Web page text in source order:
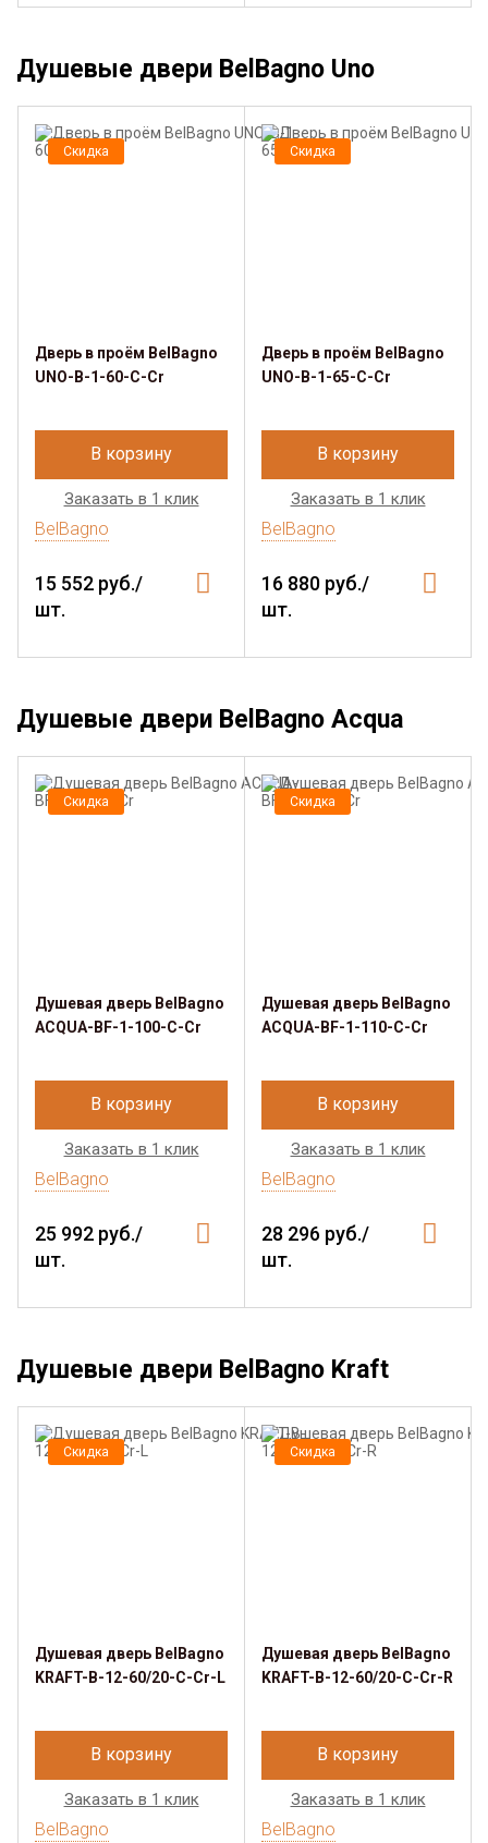
Душевые двери BelBagno Uno
Скидка
Дверь в проём BelBagno
UNO-B-1-60-C-Cr
В корзину
Заказать в 1 клик
BelBagno
15 552 руб./
шт.
Скидка
Дверь в проём BelBagno
UNO-B-1-65-C-Cr
В корзину
Заказать в 1 клик
BelBagno
16 880 руб./
шт.
Душевые двери BelBagno Acqua
Скидка
Душевая дверь BelBagno
ACQUA-BF-1-100-C-Cr
В корзину
Заказать в 1 клик
BelBagno
25 992 руб./
шт.
Скидка
Душевая дверь BelBagno
ACQUA-BF-1-110-C-Cr
В корзину
Заказать в 1 клик
BelBagno
28 296 руб./
шт.
Душевые двери BelBagno Kraft
Скидка
Душевая дверь BelBagno
KRAFT-B-12-60/20-C-Cr-L
В корзину
Заказать в 1 клик
BelBagno
Скидка
Душевая дверь BelBagno
KRAFT-B-12-60/20-C-Cr-R
В корзину
Заказать в 1 клик
BelBagno